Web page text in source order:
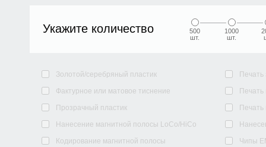
Укажите количество
500
шт.
1000
шт.
Золотой/серебряный пластик
Фактурное или матовое тиснение
Прозрачный пластик
Нанесение магнитной полосы LoCo/HiCo
Кодирование магнитной полосы
Чипы